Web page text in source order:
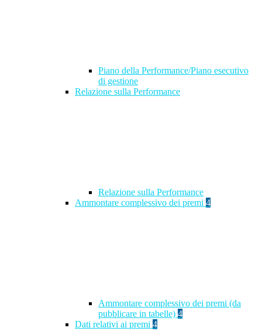
Piano della Performance/Piano esecutivo
di gestione
Relazione sulla Performance
Relazione sulla Performance
Ammontare complessivo dei premi 4
Ammontare complessivo dei premi (da
pubblicare in tabelle) 4
Dati relativi ai premi 4